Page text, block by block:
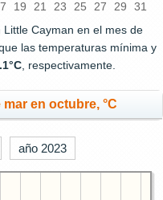
19 21 23 25 27 29 31
Cayman en el mes de
que las temperaturas mínima y
, respectivamente.
en octubre, °C
año 2023